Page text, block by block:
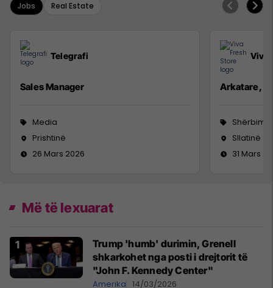
Jobs Real Estate
Telegrafi
Sales Manager
Media
Prishtinë
26 Mars 2026
Viva
Arkatare,
Sllatinë
31 Mars
Më të lexuarat
Trump 'humb' durimin, Grenell
shkarkohet nga posti i drejtorit të
"John F. Kennedy Center"
Amerika 14/03/2026